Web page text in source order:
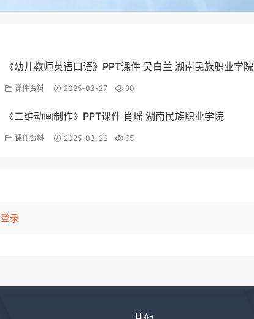
《幼儿教师英语口语》PPT课件 吴白兰 湖南民族职业学院
课件资料 2025-03-27 90
《二维动画制作》PPT课件 肖瑶 湖南民族职业学院
课件资料 2025-03-26 65
登录